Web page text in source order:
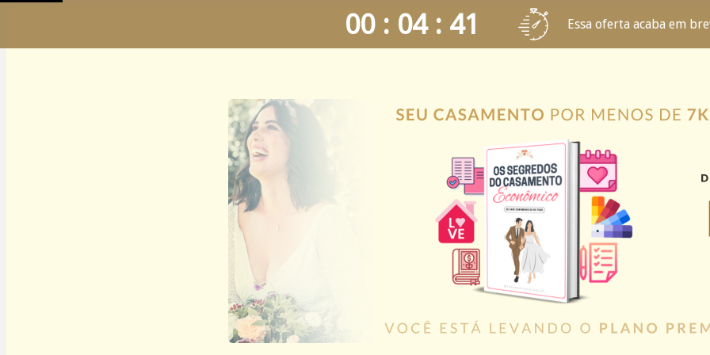
00 : 04 : 40 Essa oferta acaba em